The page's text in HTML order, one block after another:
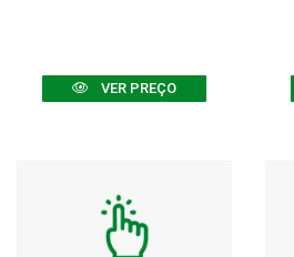
VER PREÇO